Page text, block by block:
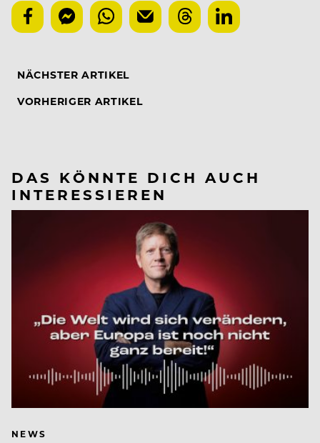
NÄCHSTER ARTIKEL
VORHERIGER ARTIKEL
DAS KÖNNTE DICH AUCH
INTERESSIEREN
NEWS